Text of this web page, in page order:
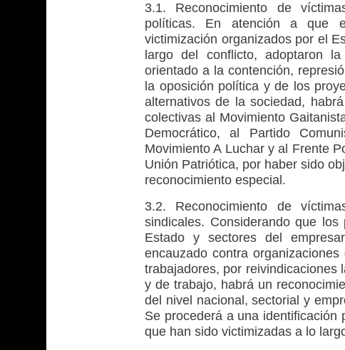
3.1. Reconocimiento de
políticas. En atención a que
victimización organizados por el
largo del conflicto, adoptaron
orientado a la contención,
la oposición política y de los
alternativos de la sociedad,
colectivas al Movimiento
Democrático, al Partido
Movimiento A Luchar y al Frente
Unión Patriótica, por haber sido
reconocimiento especial.
3.2. Reconocimiento de
sindicales. Considerando que
Estado y sectores del
encauzado contra
trabajadores, por reivindicaciones
y de trabajo, habrá un
del nivel nacional, sectorial y
Se procederá a una identificación
que han sido victimizadas a lo